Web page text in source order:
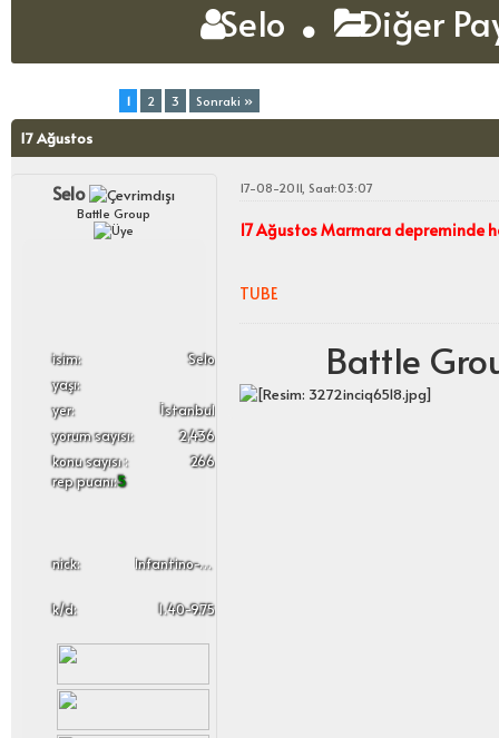
Selo Diğer
1 2 3 Sonraki »
17 Ağustos
Selo
Battle Group
i̇sim:
Selo
yaşı:
yer:
İstanbul
yorum sayısı:
2,436
konu sayısı :
266
rep puanı:5
nick: Infantino-Skypulszz
k/d: 1.40-9.75
17-08-2011, Saat:03:07
17 Ağustos Marmara depreminde
TUBE
Battle